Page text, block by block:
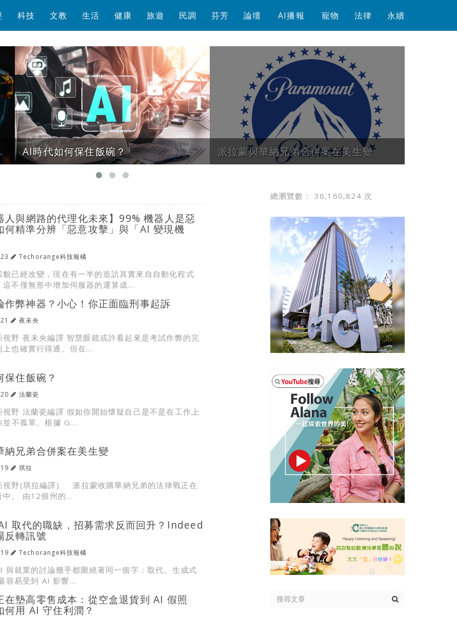
科技 文教 生活 健康 旅遊 民調 芬芳 論壇 AI播報 寵物 法律 永續
AI時代如何保住飯碗？ 派拉蒙與華納兄弟合併案在美生變
人與網路的代理化未來】99% 機器人是惡
何精準分辨「惡意攻擊」與「AI 變現機
Techorange科技報橘
貌已經改變，現在有一半的造訪其實來自自動化程式
這不僅無形中增加伺服器的運算成...
作弊神器？小心！你正面臨刑事起訴
夜未央
視野 夜未央編譯 智慧眼鏡或許看起來是考試作弊的完
上也確實行得通。但在...
住飯碗？
法蘭瓷
視野 法蘭瓷編譯 假如你開始懷疑自己是不是在工作上
不孤單。根據 G...
納兄弟合併案在美生變
琪拉
視野(琪拉編譯) 派拉蒙收購華納兄弟的法律戰正在
中。 由12個州的...
取代的職缺，招募需求反而回升？Indeed
反轉訊號
Techorange科技報橘
與就業的討論幾乎都圍繞著同一個字：取代。生成式
容易受到 AI 影響...
在墊高零售成本：從空盒退貨到 AI 假照
何用 AI 守住利潤？
總瀏覽數： 36,160,824 次